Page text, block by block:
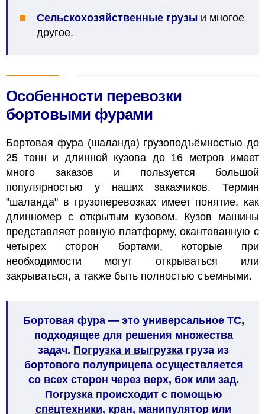
Сельскохозяйственные грузы и многое
другое.
Особенности перевозки
бортовыми фурами
Бортовая фура (шаланда) грузоподъёмностью до
25 тонн и длинной кузова до 16 метров имеет
много заказов и пользуется большой
популярностью у наших заказчиков. Термин
"шаланда" в грузоперевозках имеет понятие, как
длинномер с открытым кузовом. Кузов машины
представляет ровную платформу, окантованную с
четырех сторон бортами, которые при
необходимости могут открываться или
закрываться, а также быть полностью съемными.
Бортовая фура — это универсальное ТС,
подходящее для решения множества
задач. Погрузка и выгрузка груза из
бортового полуприцепа осуществляется
со всех сторон через верх, бок или зад.
Погрузка происходит с помощью
спецтехники, кран, манипулятор или